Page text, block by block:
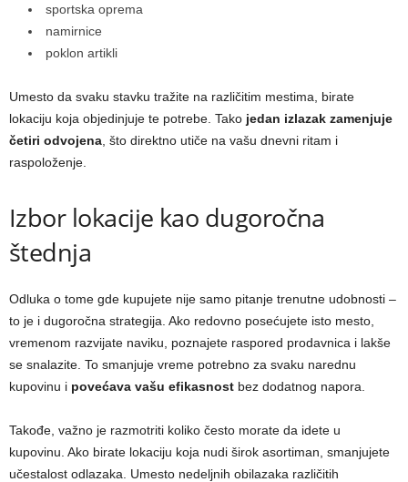
sportska oprema
namirnice
poklon artikli
Umesto da svaku stavku tražite na različitim mestima, birate
lokaciju koja objedinjuje te potrebe. Tako jedan izlazak zamenjuje
četiri odvojena , što direktno utiče na vašu dnevni ritam i
raspoloženje.
Izbor lokacije kao dugoročna
štednja
Odluka o tome gde kupujete nije samo pitanje trenutne udobnosti –
to je i dugoročna strategija. Ako redovno posećujete isto mesto,
vremenom razvijate naviku, poznajete raspored prodavnica i lakše
se snalazite. To smanjuje vreme potrebno za svaku narednu
kupovinu i povećava vašu efikasnost bez dodatnog napora.
Takođe, važno je razmotriti koliko često morate da idete u
kupovinu. Ako birate lokaciju koja nudi širok asortiman, smanjujete
učestalost odlazaka. Umesto nedeljnih obilazaka različitih